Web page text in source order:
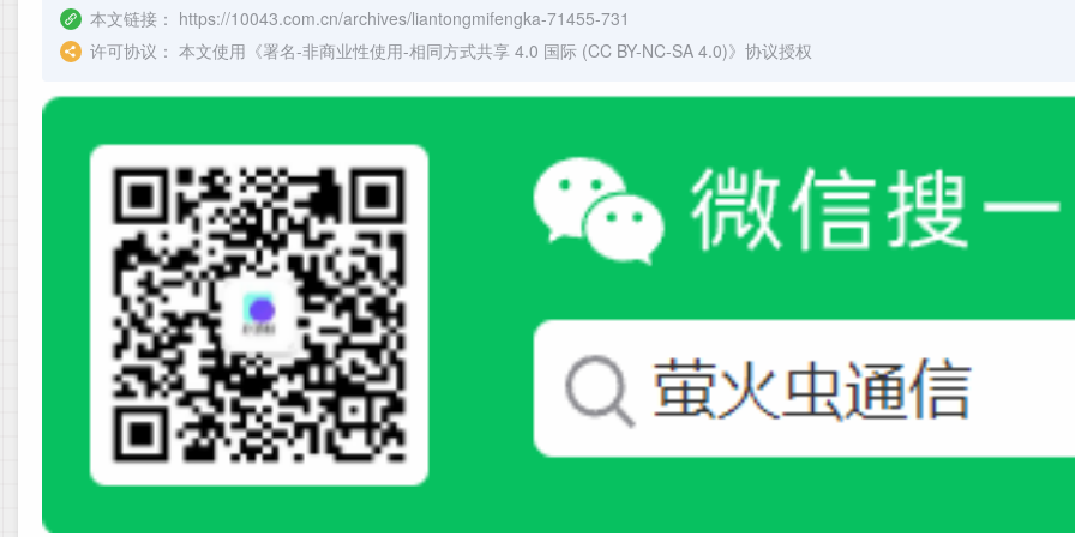
本文链接： https://10043.com.cn/archives/liantongmifengka-71455-731
许可协议： 本文使用《署名-非商业性使用-相同方式共享 4.0 国际 (CC BY-NC-SA 4.0)》协议授权